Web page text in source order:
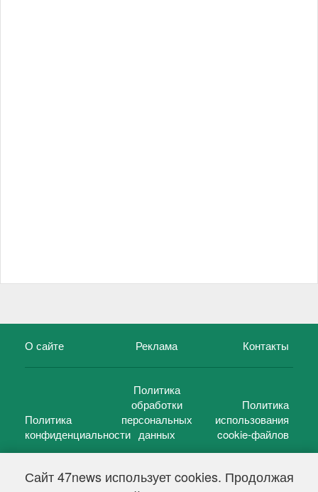
Сайт 47news использует cookies. Продолжая
О сайте Реклама Контакты
Политика
конфиденциальности
Политика
обработки
персональных
данных
Политика
использования
cookie-файлов